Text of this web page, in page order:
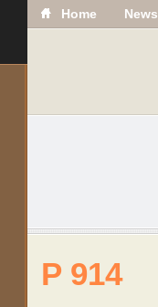
Home News
P 914